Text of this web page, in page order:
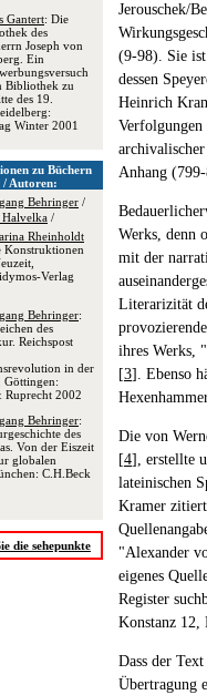
Gantert: Die
des
Joseph von
Ein
Bibliothek zu
des 19.
Winter 2001
zu Büchern
/ Autoren:
Behringer /
Halvelka /
Rheinholdt
Konstruktionen
Verlag
Behringer:
des
Reichspost
in der
Göttingen:
Ruprecht 2002
Behringer:
des
Von der Eiszeit
globalen
C.H.Beck
die sehepunkte
Jerouschek/
(9-98). Sie
dessen
Heinrich
Verfolgungen
Anhang
Werks, denn
mit der
Literarizität
ihres Werks,
[3]. Ebenso
Die von
[4], erstellte
lateinischen
Kramer
"Alexander
eigenes
Register
Konstanz 12,
Dass der
Übertragung